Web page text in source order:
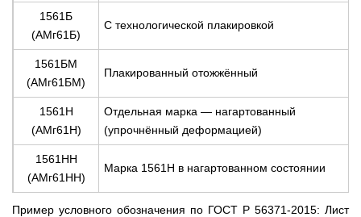
1561Б
(АМг61Б)
С технологической плакировкой
1561БМ
(АМг61БМ)
Плакированный отожжённый
1561Н
(АМг61Н)
Отдельная марка — нагартованный
(упрочнённый деформацией)
1561НН
(АМг61НН)
Марка 1561Н в нагартованном состоянии
Пример условного обозначения по ГОСТ Р 56371-2015: Лист